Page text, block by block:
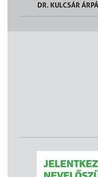
DR. KULCSÁR